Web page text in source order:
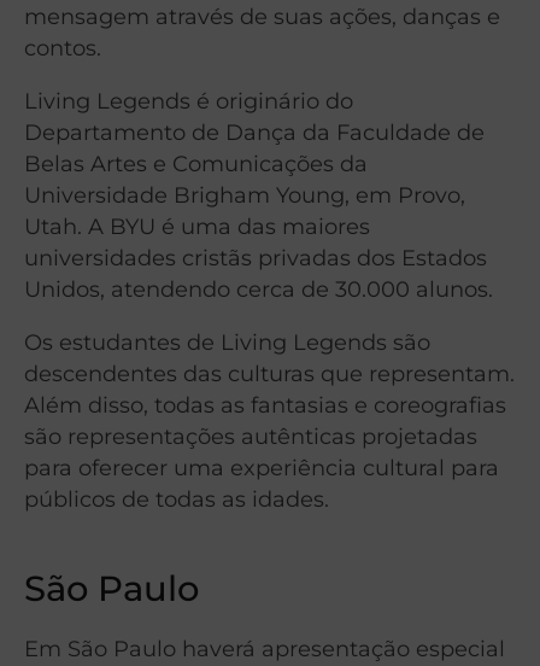
mensagem através de suas ações, danças e
contos.
Living Legends é originário do
Departamento de Dança da Faculdade de
Belas Artes e Comunicações da
Universidade Brigham Young, em Provo,
Utah. A BYU é uma das maiores
universidades cristãs privadas dos Estados
Unidos, atendendo cerca de 30.000 alunos.
Os estudantes de Living Legends são
descendentes das culturas que representam.
Além disso, todas as fantasias e coreografias
são representações autênticas projetadas
para oferecer uma experiência cultural para
públicos de todas as idades.
São Paulo
Em São Paulo haverá apresentação especial